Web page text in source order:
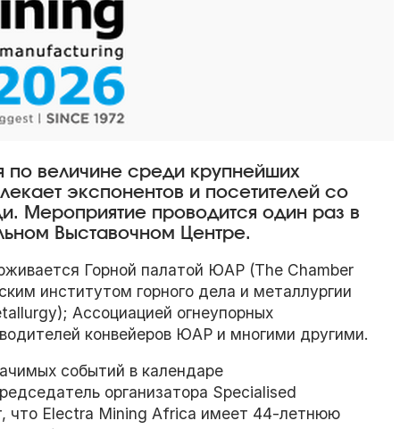
по величине среди крупнейших
экспонентов и посетителей со
Мероприятие проводится один раз в
Выставочном Центре.
Горной палатой ЮАР (The Chamber
институтом горного дела и металлургии
Ассоциацией огнеупорных
конвейеров ЮАР и многими другими.
событий в календаре
организатора Specialised
что Electra Mining Africa имеет 44-летнюю